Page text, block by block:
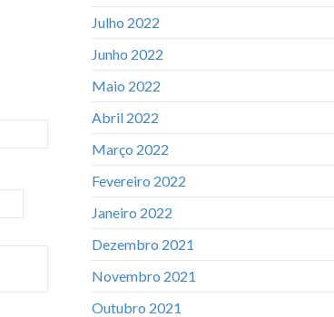
Julho 2022
Junho 2022
Maio 2022
Abril 2022
Março 2022
Fevereiro 2022
Janeiro 2022
Dezembro 2021
Novembro 2021
Outubro 2021